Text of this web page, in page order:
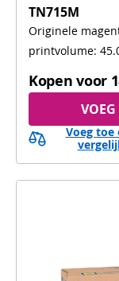
TN715M
Originele
printvolume:
Kopen voor
Voeg toe